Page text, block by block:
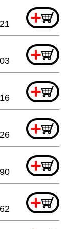
+
+
+
+
+
+